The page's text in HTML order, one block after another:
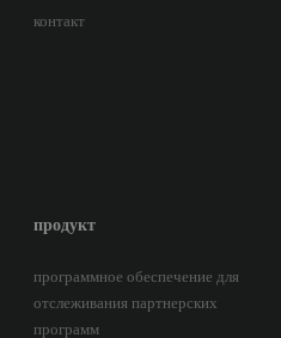
контакт
продукт
программное обеспечение для
отслеживания партнерских
программ